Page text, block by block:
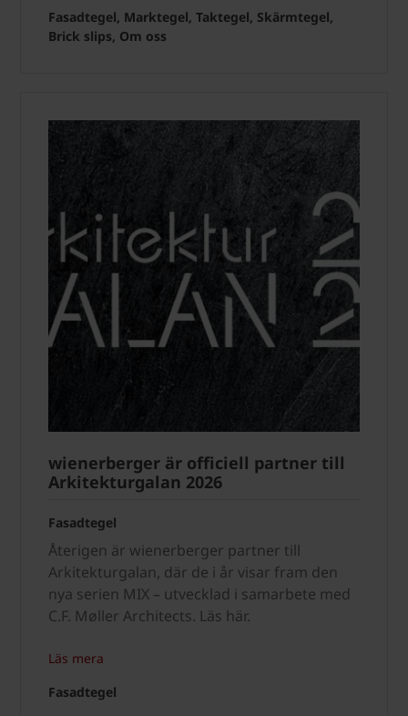
Fasadtegel, Marktegel, Taktegel, Skärmtegel,
Brick slips, Om oss
wienerberger är officiell partner till
Arkitekturgalan 2026
Fasadtegel
Återigen är wienerberger partner till
Arkitekturgalan, där de i år visar fram den
nya serien MIX – utvecklad i samarbete med
C.F. Møller Architects. Läs här.
Läs mera
Fasadtegel